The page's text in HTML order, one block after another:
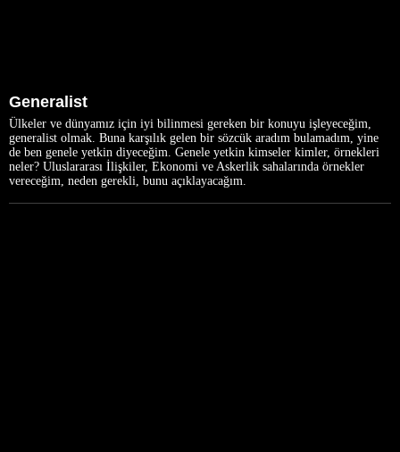
Generalist
Ülkeler ve dünyamız için iyi bilinmesi gereken bir konuyu işleyeceğim,
generalist olmak. Buna karşılık gelen bir sözcük aradım bulamadım, yine
de ben genele yetkin diyeceğim. Genele yetkin kimseler kimler, örnekleri
neler? Uluslararası İlişkiler, Ekonomi ve Askerlik sahalarında örnekler
vereceğim, neden gerekli, bunu açıklayacağım.